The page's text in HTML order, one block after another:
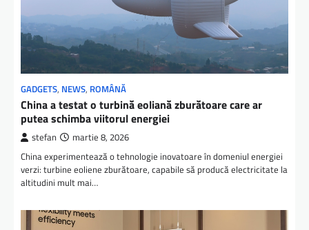
GADGETS, NEWS, ROMÂNĂ
China a testat o turbină eoliană zburătoare care ar
putea schimba viitorul energiei
stefan martie 8, 2026
China experimentează o tehnologie inovatoare în domeniul energiei
verzi: turbine eoliene zburătoare, capabile să producă electricitate la
altitudini mult mai…